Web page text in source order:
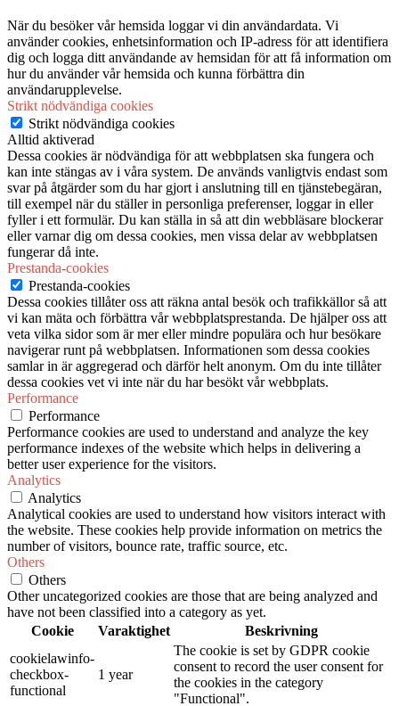
När du besöker vår hemsida loggar vi din användardata. Vi
använder cookies, enhetsinformation och IP-adress för att identifiera
dig och logga ditt användande av hemsidan för att få information om
hur du använder vår hemsida och kunna förbättra din
användarupplevelse.
Strikt nödvändiga cookies
Strikt nödvändiga cookies
Alltid aktiverad
Dessa cookies är nödvändiga för att webbplatsen ska fungera och
kan inte stängas av i våra system. De används vanligtvis endast som
svar på åtgärder som du har gjort i anslutning till en tjänstebegäran,
till exempel när du ställer in personliga preferenser, loggar in eller
fyller i ett formulär. Du kan ställa in så att din webbläsare blockerar
eller varnar dig om dessa cookies, men vissa delar av webbplatsen
fungerar då inte.
Prestanda-cookies
Prestanda-cookies
Dessa cookies tillåter oss att räkna antal besök och trafikkällor så att
vi kan mäta och förbättra vår webbplatsprestanda. De hjälper oss att
veta vilka sidor som är mer eller mindre populära och hur besökare
navigerar runt på webbplatsen. Informationen som dessa cookies
samlar in är aggregerad och därför helt anonym. Om du inte tillåter
dessa cookies vet vi inte när du har besökt vår webbplats.
Performance
Performance
Performance cookies are used to understand and analyze the key
performance indexes of the website which helps in delivering a
better user experience for the visitors.
Analytics
Analytics
Analytical cookies are used to understand how visitors interact with
the website. These cookies help provide information on metrics the
number of visitors, bounce rate, traffic source, etc.
Others
Others
Other uncategorized cookies are those that are being analyzed and
have not been classified into a category as yet.
Cookie
Varaktighet
Beskrivning
cookielawinfo-
checkbox-
functional
1 year
The cookie is set by GDPR cookie
consent to record the user consent for
the cookies in the category
"Functional".